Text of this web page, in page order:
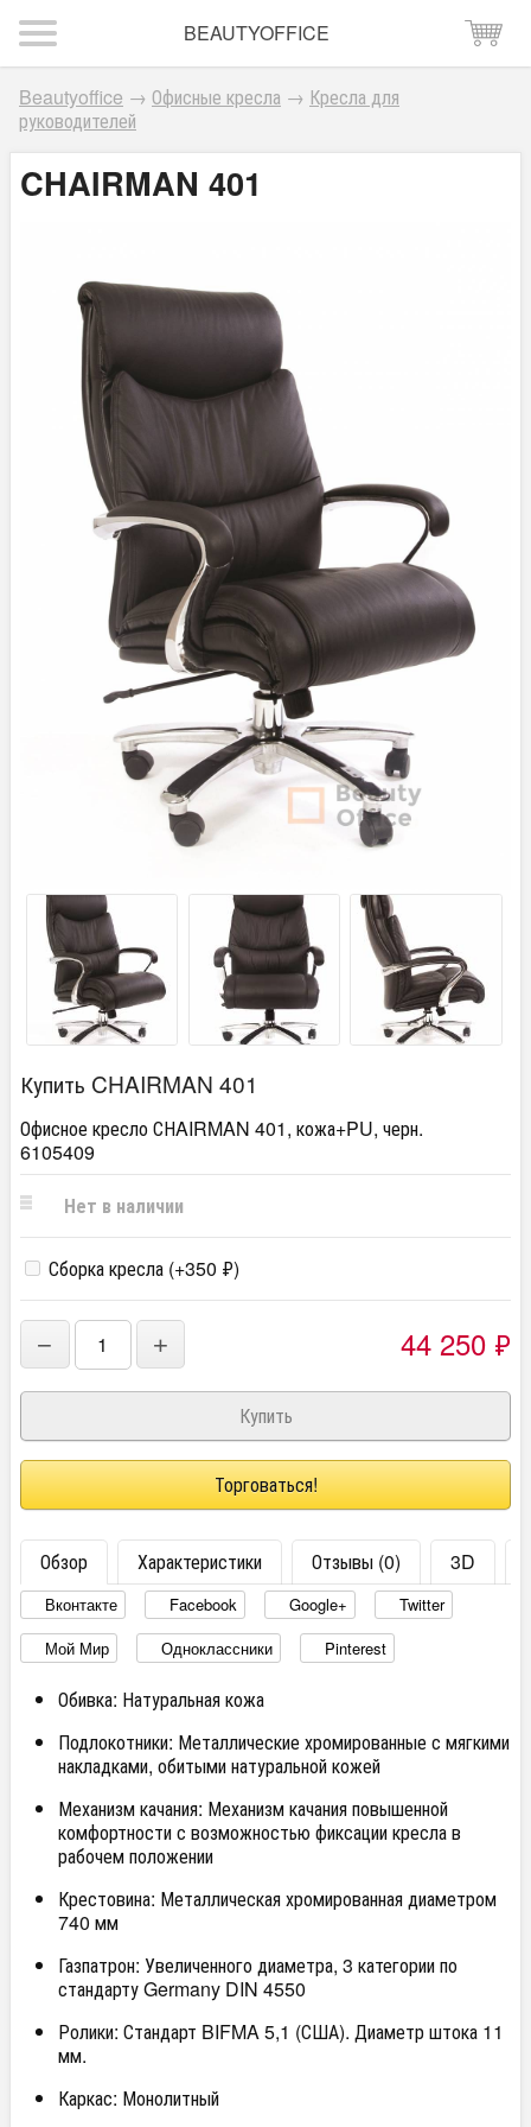
BEAUTYOFFICE
Beautyoffice → Офисные кресла → Кресла для
руководителей
CHAIRMAN 401
Купить CHAIRMAN 401
Офисное кресло СНAIRMAN 401, кожа+PU, черн.
6105409
Нет в наличии
Сборка кресла (+350 ₽)
− + 44 250 ₽
Торговаться!
Обзор Характеристики Отзывы (0) 3D
Вконтакте Facebook Google+
Twitter
Мой Мир
Одноклассники Pinterest
Обивка: Натуральная кожа
Подлокотники: Металлические хромированные с мягкими
накладками, обитыми натуральной кожей
Механизм качания: Механизм качания повышенной
комфортности с возможностью фиксации кресла в
рабочем положении
Крестовина: Металлическая хромированная диаметром
740 мм
Газпатрон: Увеличенного диаметра, 3 категории по
стандарту Germany DIN 4550
Ролики: Стандарт BIFMA 5,1 (США). Диаметр штока 11
мм.
Каркас: Монолитный